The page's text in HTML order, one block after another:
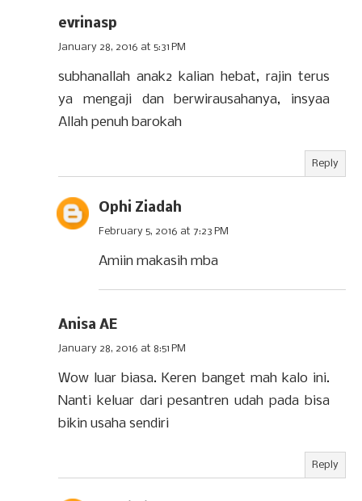
evrinasp
January 28, 2016 at 5:31 PM
subhanallah anak2 kalian hebat, rajin terus
ya mengaji dan berwirausahanya, insyaa
Allah penuh barokah
Reply
Ophi Ziadah
February 5, 2016 at 7:23 PM
Amiin makasih mba
Anisa AE
January 28, 2016 at 8:51 PM
Wow luar biasa. Keren banget mah kalo ini.
Nanti keluar dari pesantren udah pada bisa
bikin usaha sendiri
Reply